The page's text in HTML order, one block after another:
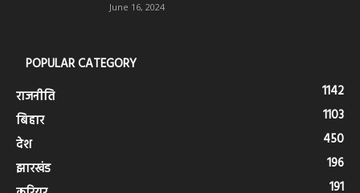
June 16, 2024
POPULAR CATEGORY
राजनीति
1142
बिहार
1103
देश
450
झारखंड
196
191